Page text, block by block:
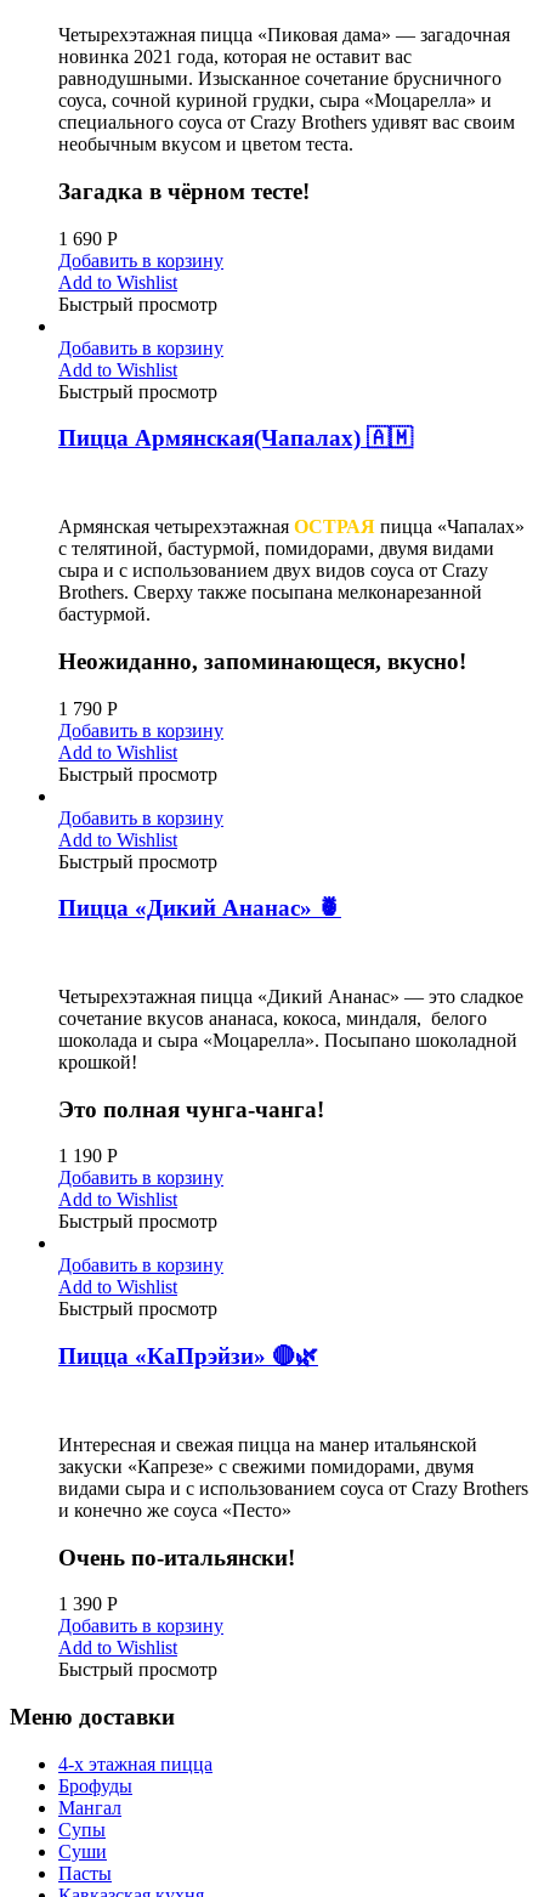
Четырехэтажная пицца «Пиковая дама» — загадочная
новинка 2021 года, которая не оставит вас
равнодушными. Изысканное сочетание брусничного
соуса, сочной куриной грудки, сыра «Моцарелла» и
специального соуса от Crazy Brothers удивят вас своим
необычным вкусом и цветом теста.
Загадка в чёрном тесте!
1 690 Р
Добавить в корзину
Add to Wishlist
Быстрый просмотр
Добавить в корзину
Add to Wishlist
Быстрый просмотр
Пицца Армянская(Чапалах) 🇦🇲
Армянская четырехэтажная ОСТРАЯ пицца «Чапалах»
с телятиной, бастурмой, помидорами, двумя видами
сыра и с использованием двух видов соуса от Crazy
Brothers. Сверху также посыпана мелконарезанной
бастурмой.
Неожиданно, запоминающеся, вкусно!
1 790 Р
Добавить в корзину
Add to Wishlist
Быстрый просмотр
Добавить в корзину
Add to Wishlist
Быстрый просмотр
Пицца «Дикий Ананас» 🍍
Четырехэтажная пицца «Дикий Ананас» — это сладкое
сочетание вкусов ананаса, кокоса, миндаля, белого
шоколада и сыра «Моцарелла». Посыпано шоколадной
крошкой!
Это полная чунга-чанга!
1 190 Р
Добавить в корзину
Add to Wishlist
Быстрый просмотр
Добавить в корзину
Add to Wishlist
Быстрый просмотр
Пицца «КаПрэйзи» 🔴🌿
Интересная и свежая пицца на манер итальянской
закуски «Капрезе» с свежими помидорами, двумя
видами сыра и с использованием соуса от Crazy Brothers
и конечно же соуса «Песто»
Очень по-итальянски!
1 390 Р
Добавить в корзину
Add to Wishlist
Быстрый просмотр
Меню доставки
4-х этажная пицца
Брофуды
Мангал
Супы
Суши
Пасты